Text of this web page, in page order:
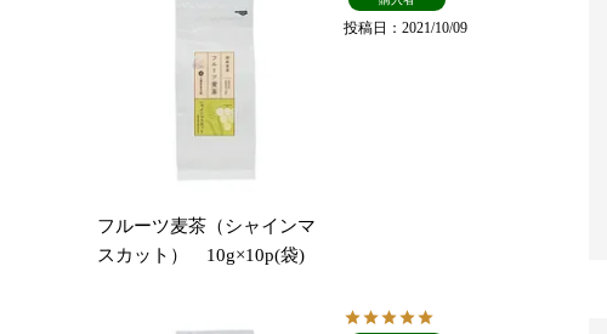
フルーツ麦茶（シャインマ
スカット） 10g×10p(袋)
投稿日 2021/10/09